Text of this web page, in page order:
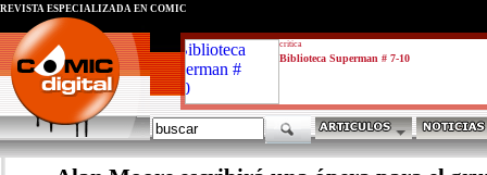
critica
Biblioteca Superman # 7-10
REVISTA ESPECIALIZADA EN CÓMIC